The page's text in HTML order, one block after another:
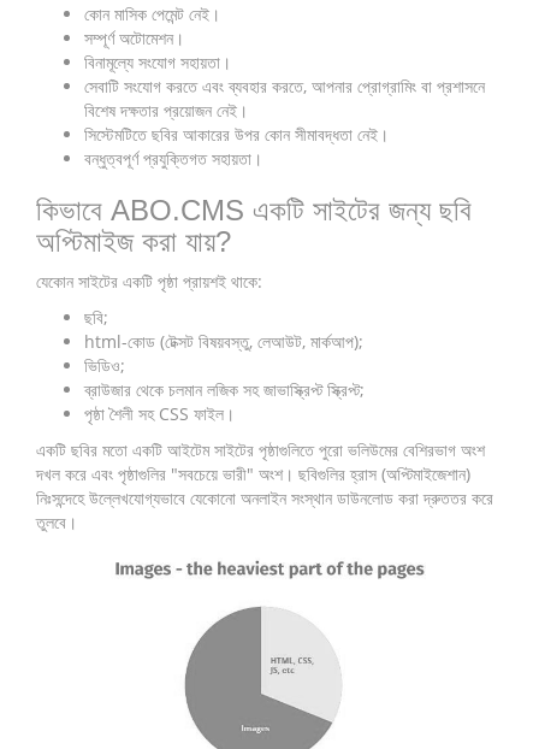
কোন মাসিক পেমেন্ট নেই।
সম্পূর্ণ অটোমেশন।
বিনামূল্যে সংযোগ সহায়তা।
সেবাটি সংযোগ করতে এবং ব্যবহার করতে, আপনার প্রোগ্রামিং বা প্রশাসনে
বিশেষ দক্ষতার প্রয়োজন নেই।
সিস্টেমটিতে ছবির আকারের উপর কোন সীমাবদ্ধতা নেই।
বন্ধুত্বপূর্ণ প্রযুক্তিগত সহায়তা।
কিভাবে ABO.CMS একটি সাইটের জন্য ছবি
অপ্টিমাইজ করা যায়?
যেকোন সাইটের একটি পৃষ্ঠা প্রায়শই থাকে:
ছবি;
html-কোড (টেক্সট বিষয়বস্তু, লেআউট, মার্কআপ);
ভিডিও;
ব্রাউজার থেকে চলমান লজিক সহ জাভাস্ক্রিপ্ট স্ক্রিপ্ট;
পৃষ্ঠা শৈলী সহ CSS ফাইল।
একটি ছবির মতো একটি আইটেম সাইটের পৃষ্ঠাগুলিতে পুরো ভলিউমের বেশিরভাগ অংশ
দখল করে এবং পৃষ্ঠাগুলির "সবচেয়ে ভারী" অংশ। ছবিগুলির হ্রাস (অপ্টিমাইজেশান)
নিঃসন্দেহে উল্লেখযোগ্যভাবে যেকোনো অনলাইন সংস্থান ডাউনলোড করা দ্রুততর করে
তুলবে।